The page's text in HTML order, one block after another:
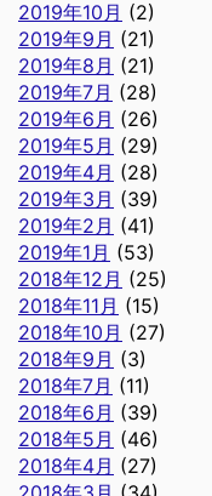
2019年10月 (2)
2019年9月 (21)
2019年8月 (21)
2019年7月 (28)
2019年6月 (26)
2019年5月 (29)
2019年4月 (28)
2019年3月 (39)
2019年2月 (41)
2019年1月 (53)
2018年12月 (25)
2018年11月 (15)
2018年10月 (27)
2018年9月 (3)
2018年7月 (11)
2018年6月 (39)
2018年5月 (46)
2018年4月 (27)